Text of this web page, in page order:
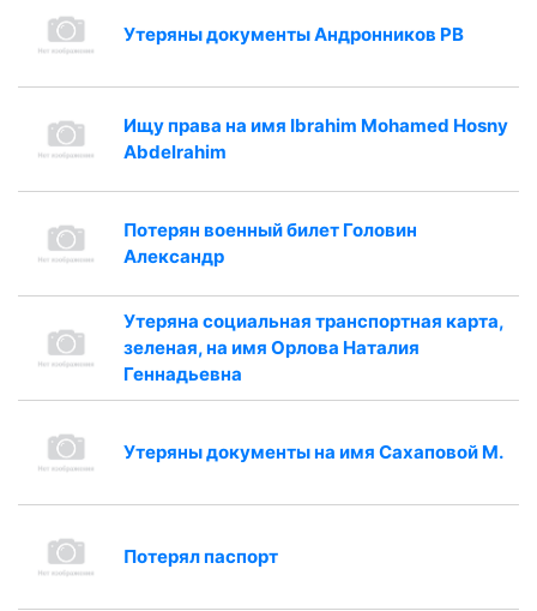
Утеряны документы Андронников РВ
Ищу права на имя Ibrahim Mohamed Hosny
Abdelrahim
Потерян военный билет Головин
Александр
Утеряна социальная транспортная карта,
зеленая, на имя Орлова Наталия
Геннадьевна
Утеряны документы на имя Сахаповой М.
Потерял паспорт